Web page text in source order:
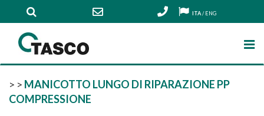
ITA/ENG
> > MANICOTTO LUNGO DI RIPARAZIONE PP
COMPRESSIONE